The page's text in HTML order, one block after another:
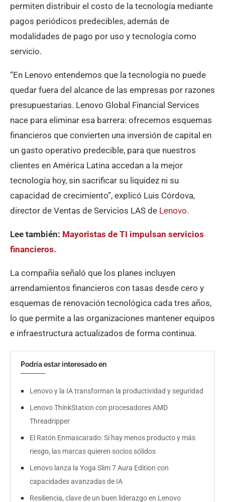
permiten distribuir el costo de la tecnología mediante
pagos periódicos predecibles, además de
modalidades de pago por uso y tecnología como
servicio.
“En Lenovo entendemos que la tecnología no puede
quedar fuera del alcance de las empresas por razones
presupuestarias. Lenovo Global Financial Services
nace para eliminar esa barrera: ofrecemos esquemas
financieros que convierten una inversión de capital en
un gasto operativo predecible, para que nuestros
clientes en América Latina accedan a la mejor
tecnología hoy, sin sacrificar su liquidez ni su
capacidad de crecimiento”, explicó Luis Córdova,
director de Ventas de Servicios LAS de Lenovo.
Lee también: Mayoristas de TI impulsan servicios
financieros.
La compañía señaló que los planes incluyen
arrendamientos financieros con tasas desde cero y
esquemas de renovación tecnológica cada tres años,
lo que permite a las organizaciones mantener equipos
e infraestructura actualizados de forma continua.
Podría estar interesado en
Lenovo y la IA transforman la productividad y seguridad
Lenovo ThinkStation con procesadores AMD
Threadripper
El Ratón Enmascarado: Si hay menos producto y más
riesgo, las marcas quieren socios sólidos
Lenovo lanza la Yoga Slim 7 Aura Edition con
capacidades avanzadas de IA
Resiliencia, clave de un buen liderazgo en Lenovo